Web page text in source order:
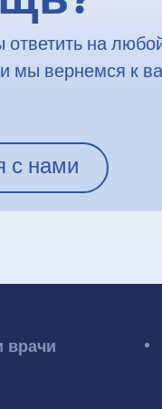
на
мы вернемся к
с нами
врачи